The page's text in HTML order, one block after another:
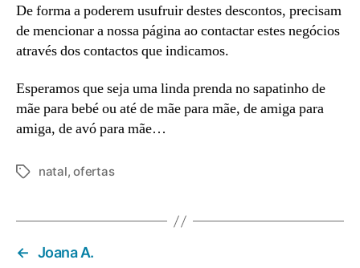
De forma a poderem usufruir destes descontos, precisam
de mencionar a nossa página ao contactar estes negócios
através dos contactos que indicamos.
Esperamos que seja uma linda prenda no sapatinho de
mãe para bebé ou até de mãe para mãe, de amiga para
amiga, de avó para mãe…
Etiquetas
natal,ofertas
← Joana A.